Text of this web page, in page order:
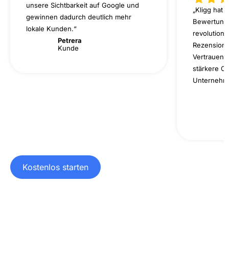
unsere Sichtbarkeit auf Google und
gewinnen dadurch deutlich mehr
lokale Kunden.“
Petrera
Kunde
„Kligg hat
Vertrauen,
stärkere
Kostenlos starten